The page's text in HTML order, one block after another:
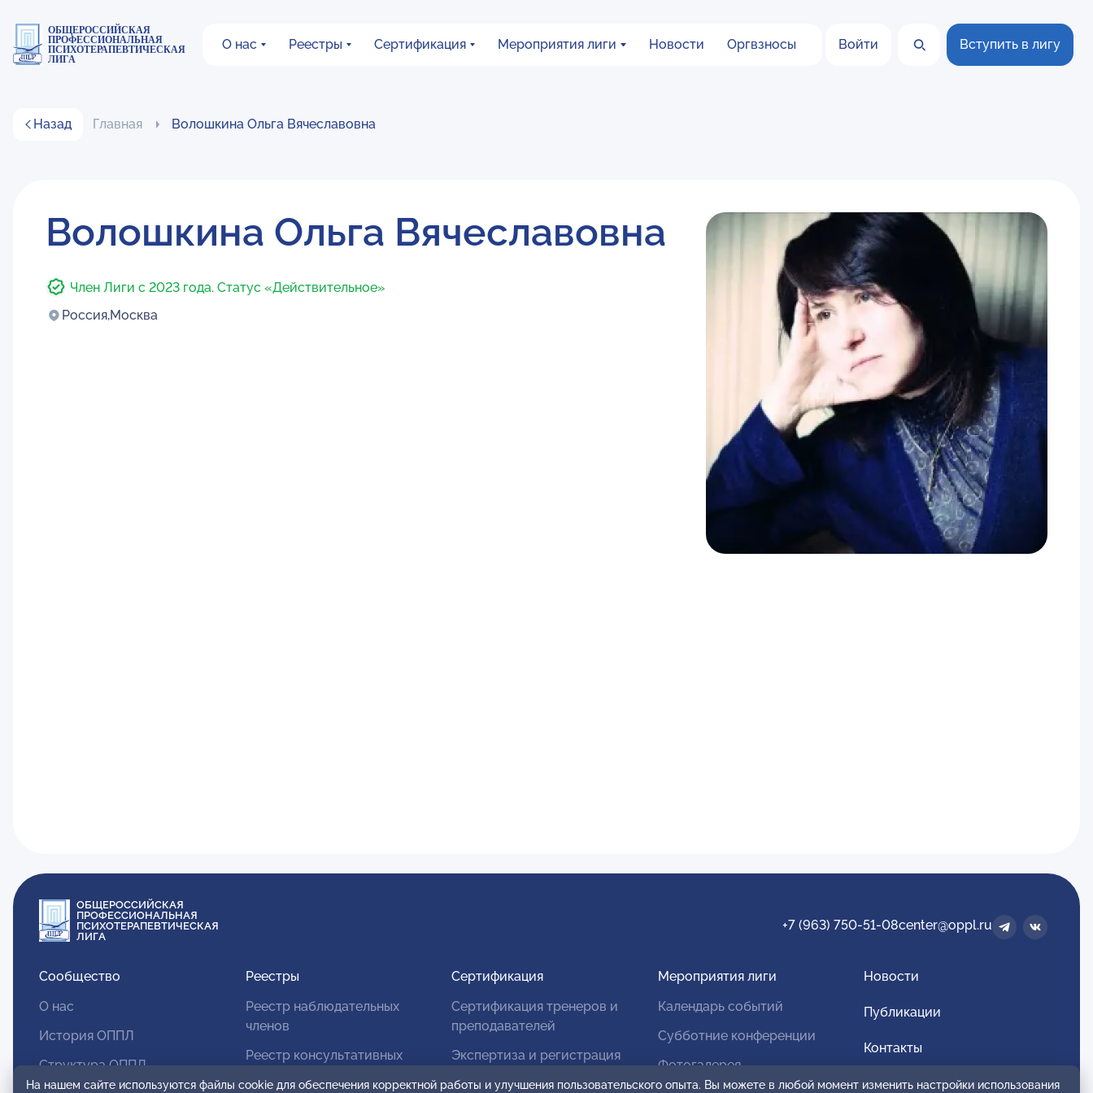
ОБЩЕРОССИЙСКАЯ
ПРОФЕССИОНАЛЬНАЯ
ПСИХОТЕРАПЕВТИЧЕСКАЯ
ЛИГА
О нас Реестры Сертификация Мероприятия лиги Новости Оргвзносы Войти Вступить в лигу
Назад Главная Волошкина Ольга Вячеславовна
Волошкина Ольга Вячеславовна
Член Лиги с 2023 года. Статус «Действительное»
Россия,Москва
ОБЩЕРОССИЙСКАЯ
ПРОФЕССИОНАЛЬНАЯ
ПСИХОТЕРАПЕВТИЧЕСКАЯ
ЛИГА
+7 (963) 750-51-08center@oppl.ru
Сообщество
О нас
История ОППЛ
Структура ОППЛ
Реестры
Реестр наблюдательных
членов
Реестр консультативных
Сертификация
Сертификация тренеров и
преподавателей
Экспертиза и регистрация
Мероприятия лиги
Календарь событий
Субботние конференции
Фотогалерея
Новости
Публикации
Контакты
Для спонсоров и партнеров
На нашем сайте используются файлы cookie для обеспечения корректной работы и улучшения пользовательского опыта. Вы можете в любой момент изменить настройки использования